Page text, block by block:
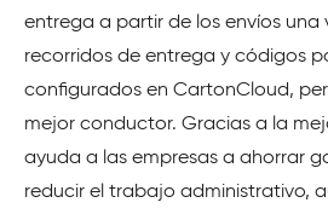
entrega a partir de los envíos una
recorridos de entrega y códigos
configurados en CartonCloud,
mejor conductor. Gracias a la
ayuda a las empresas a ahorrar
reducir el trabajo administrativo,